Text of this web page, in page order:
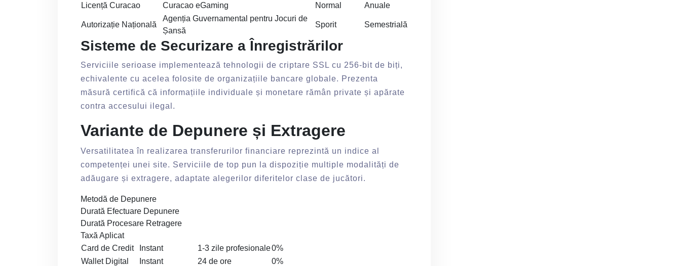
Licență Curacao Curacao eGaming Normal Anuale
Autorizație Națională
Agenția Guvernamental pentru Jocuri de
Șansă
Sporit Semestrială
Sisteme de Securizare a Înregistrărilor
Serviciile serioase implementează tehnologii de criptare SSL cu 256-bit de biți,
echivalente cu acelea folosite de organizațiile bancare globale. Prezenta
măsură certifică că informațiile individuale și monetare rămân private și apărate
contra accesului ilegal.
Variante de Depunere și Extragere
Versatilitatea în realizarea transferurilor financiare reprezintă un indice al
competenței unei site. Serviciile de top pun la dispoziție multiple modalități de
adăugare și extragere, adaptate alegerilor diferitelor clase de jucători.
Metodă de Depunere
Durată Efectuare Depunere
Durată Procesare Retragere
Taxă Aplicat
Card de Credit
Instant 1-3 zile profesionale0%
Wallet Digital
Instant 24 de ore
0%